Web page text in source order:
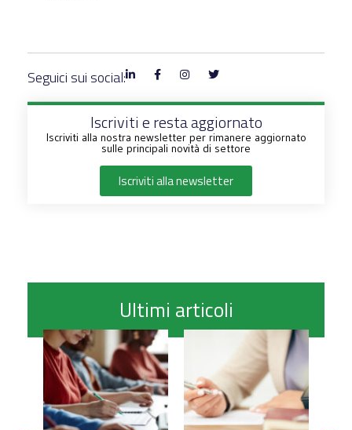
Seguici sui social:
Iscriviti e resta aggiornato
Iscriviti alla nostra newsletter per rimanere aggiornato
sulle principali novità di settore
Iscriviti alla newsletter
Ultimi articoli